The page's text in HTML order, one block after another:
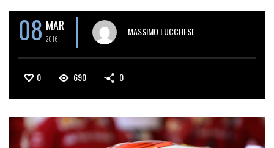
08 MAR
2016
MASSIMO LUCCHESE
0 690 0